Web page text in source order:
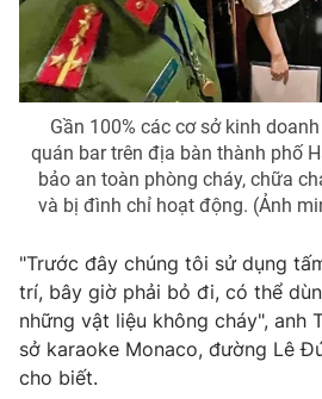
Thị trường 24h Tấm
VTV4 Vươn
VTV9 VTV8
THỜI BÁO VTV
Gần 100% các cơ sở kinh
quán bar trên địa bàn thành phố
bảo an toàn phòng cháy, chữa
và bị đình chỉ hoạt động. (Ảnh
"Trước đây chúng tôi sử dụng
trí, bây giờ phải bỏ đi, có thể
những vật liệu không cháy", anh
sở karaoke Monaco, đường Lê
cho biết.